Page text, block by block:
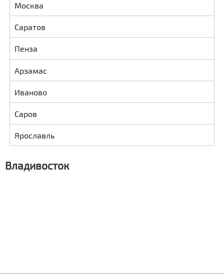
Москва
Саратов
Пенза
Арзамас
Иваново
Саров
Ярославль
Владивосток